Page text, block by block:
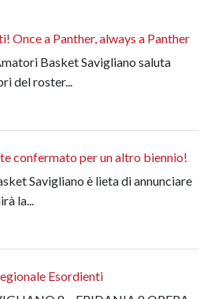
Once a Panther, always a Panther
Basket Savigliano saluta
del roster...
confermato per un altro biennio!
Savigliano è lieta di annunciare
la...
Esordienti